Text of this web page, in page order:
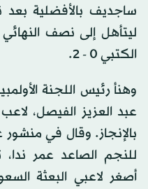
ليتأهل إلى نصف
الكتبي 0 - 2.
وهنأ رئيس اللجنة
عبد العزيز الفيصل،
للنجم الصاعد عمر ندا،
أصغر لاعبي البعثة